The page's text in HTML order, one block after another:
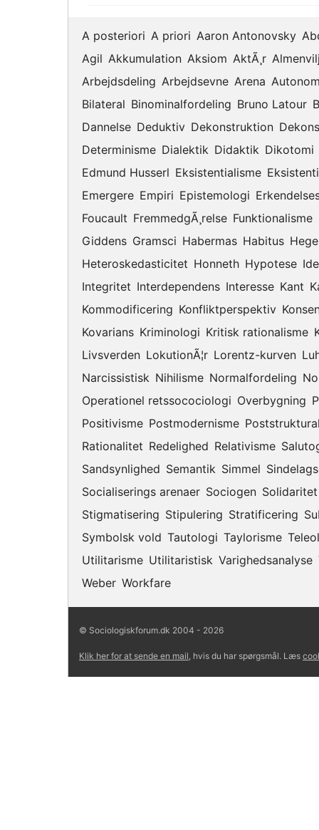
A posteriori A priori Aaron Antonovsky
Agil Akkumulation Aksiom AktÃ¸r
Arbejdsdeling Arbejdsevne Arena
Bilateral Binominalfordeling Bruno Latour
Dannelse Deduktiv Dekonstruktion
Determinisme Dialektik Didaktik Dikotomi
Edmund Husserl Eksistentialisme
Emergere Empiri Epistemologi
Foucault FremmedgÃ¸relse Funktionalisme
Giddens Gramsci Habermas Habitus
Heteroskedasticitet Honneth Hypotese
Integritet Interdependens Interesse Kant
Kommodificering Konfliktperspektiv
Kovarians Kriminologi Kritisk rationalisme
Livsverden LokutionÃ¦r Lorentz-kurven
Narcissistisk Nihilisme Normalfordeling
Operationel retssocociologi Overbygning
Positivisme Postmodernisme
Rationalitet Redelighed Relativisme
Sandsynlighed Semantik Simmel
Socialiserings arenaer Sociogen Solidaritet
Stigmatisering Stipulering Stratificering
Symbolsk vold Tautologi Taylorisme
Utilitarisme Utilitaristisk Varighedsanalyse
Weber Workfare
© Sociologiskforum.dk 2004 - 2026
Klik her for at sende en mail, hvis du har spørgsmål. Læs